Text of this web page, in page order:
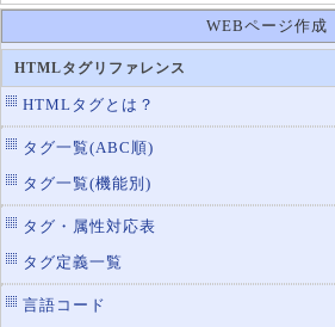
WEBページ作成
HTMLタグリファレンス
HTMLタグとは？
タグ一覧(ABC順)
タグ一覧(機能別)
タグ・属性対応表
タグ定義一覧
言語コード